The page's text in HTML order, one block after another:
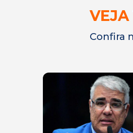
VEJA
Confira